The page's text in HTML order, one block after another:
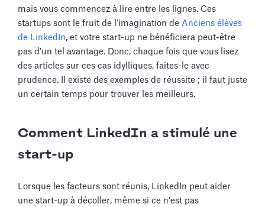
mais vous commencez à lire entre les lignes. Ces
startups sont le fruit de l'imagination de Anciens élèves
de LinkedIn, et votre start-up ne bénéficiera peut-être
pas d'un tel avantage. Donc, chaque fois que vous lisez
des articles sur ces cas idylliques, faites-le avec
prudence. Il existe des exemples de réussite ; il faut juste
un certain temps pour trouver les meilleurs.
Comment LinkedIn a stimulé une
start-up
Lorsque les facteurs sont réunis, LinkedIn peut aider
une start-up à décoller, même si ce n'est pas